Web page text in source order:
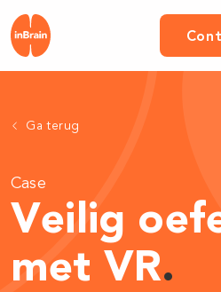
Ga terug
Case
Veilig
met VR.